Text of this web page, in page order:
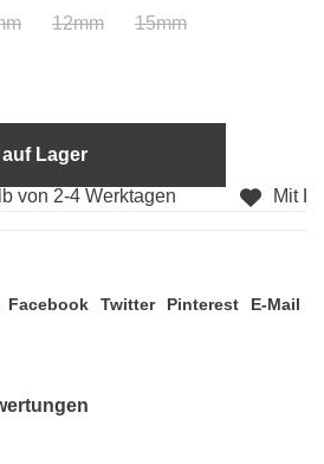
12mm 15mm
auf Lager
2-4 Werktagen Mit
Facebook Twitter Pinterest E-Mail